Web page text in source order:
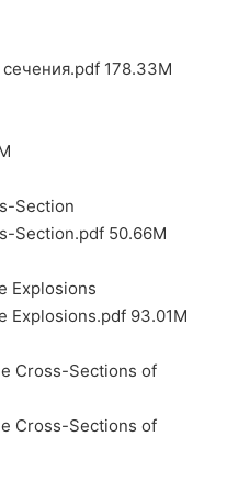
178.33M
Section
Section.pdf 50.66M
Explosions
Explosions.pdf 93.01M
Cross-Sections of
Cross-Sections of